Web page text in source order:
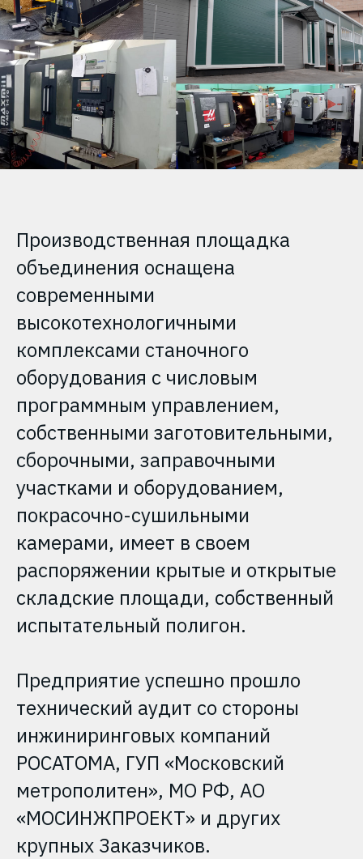
Производственная площадка
объединения оснащена
современными
высокотехнологичными
комплексами станочного
оборудования с числовым
программным управлением,
собственными заготовительными,
сборочными, заправочными
участками и оборудованием,
покрасочно-сушильными
камерами, имеет в своем
распоряжении крытые и открытые
складские площади, собственный
испытательный полигон.
Предприятие успешно прошло
технический аудит со стороны
инжиниринговых компаний
РОСАТОМА, ГУП «Московский
метрополитен», МО РФ, АО
«МОСИНЖПРОЕКТ» и других
крупных Заказчиков.